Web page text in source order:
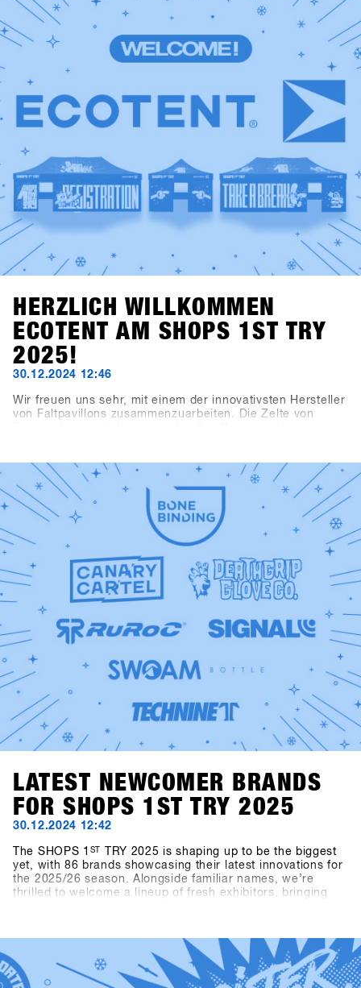
ha offerto le condizioni ideali per il più grande evento B2B
mondiale dell’industria dello snowboard.Rivivi i momenti
migliori: scorri tra i highlights e le foto top del 2025 e dai
uno sguardo alla storia di SHOPS 1st TRY. Un grande
grazie a tutti i negozi, marchi, media e partner per aver
reso questo evento speciale e indimenticabile. Non
vediamo l’ora di rivedervi il prossimo anno.Save the date:
SHOPS 1st TRY torna a Hochfügen dal 18 al 20 gennaio
2026!
HERZLICH WILLKOMMEN
ECOTENT AM SHOPS 1ST TRY
2025!
30.12.2024 12:46
Wir freuen uns sehr, mit einem der innovativsten Hersteller
von Faltpavillons zusammenzuarbeiten. Die Zelte von
der Eingangsbereich zur Indoorarea präsentieren sich im
neuen SHOPS 1st TRY Design.Schau dir unsere neuen
Zelte am SHOPS 1st TRY genauer an!Check out Ecotent
https://www.ecotent-faltpavillons.de
LATEST NEWCOMER BRANDS
FOR SHOPS 1ST TRY 2025
30.12.2024 12:42
The SHOPS 1 ST
TRY 2025 is shaping up to be the biggest
yet, with 86 brands showcasing their latest innovations for
the 2025/26 season. Alongside familiar names, we’re
thrilled to welcome a lineup of fresh exhibitors, bringing
Bone Binding and bottles from Swoam Bottles, as well as
re-engineered protection gear from ruroc and cosy gloves
by Deathgrip complete the variety of productsSoon these